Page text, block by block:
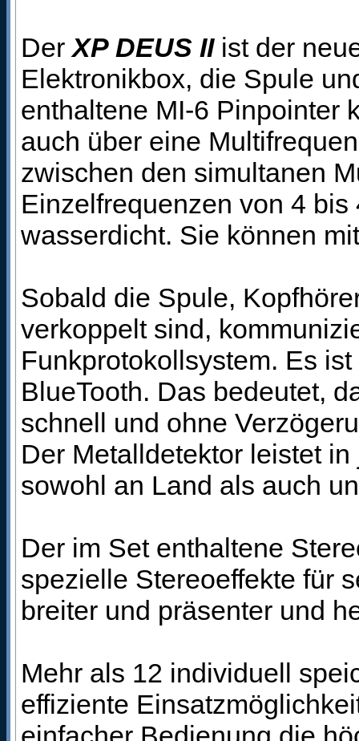
DerXP DEUS IIist der
Elektronikbox, die Spule
enthaltene MI-6 Pinpointer
auch über eine
zwischen den simultanen
Einzelfrequenzen von 4
wasserdicht. Sie können
Sobald die Spule,
verkoppelt sind,
Funkprotokollsystem. Es
BlueTooth. Das bedeutet,
schnell und ohne
Der Metalldetektor leistet
sowohl an Land als auch
Der im Set enthaltene
spezielle Stereoeffekte für
breiter und präsenter und
Mehr als 12 individuell
effiziente